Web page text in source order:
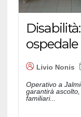
ospedale
Livio Nonis
Operativo a
garantirà
familiari...